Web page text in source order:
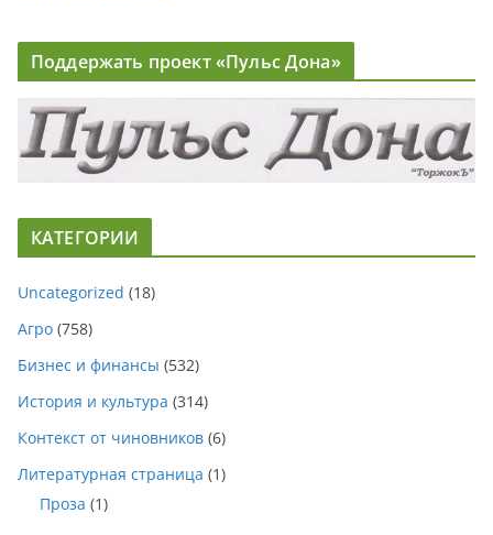
Поддержать проект «Пульс Дона»
КАТЕГОРИИ
Uncategorized (18)
Агро (758)
Бизнес и финансы (532)
История и культура (314)
Контекст от чиновников (6)
Литературная страница (1)
Проза (1)